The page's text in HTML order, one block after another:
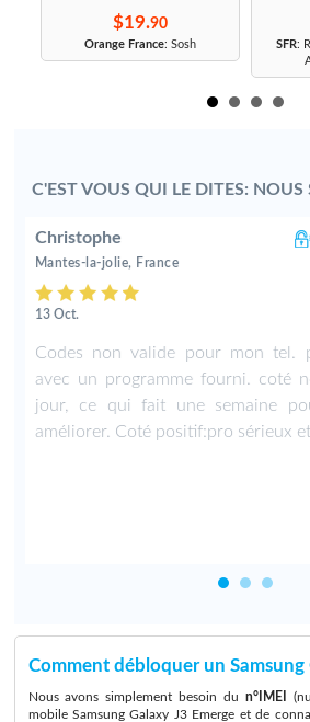
$19.90
Orange France: Sosh SFR:
C'EST VOUS QUI LE DITES:
Christophe
Mantes-la-jolie, France
13 Oct.
Codes non valide pour mon tel.
avec un programme fourni. coté
jour, ce qui fait une semaine
améliorer. Coté positif:pro sérieux
Comment débloquer un Samsung
Nous avons simplement besoin du n°IMEI
mobile Samsung Galaxy J3 Emerge et de